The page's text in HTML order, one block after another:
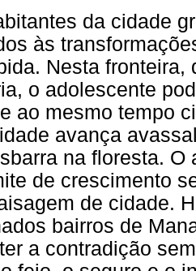
da cidade
às
Nesta
o adolescente
ao mesmo tempo
avança
na floresta.
de crescimento
de cidade.
bairros de
a contradição